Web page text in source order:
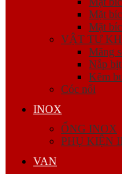
Mặt
Mặt
VẬT TƯ
Măng
Nắp bịt
Kẽm
Cóc nối
INOX
ỐNG INOX
PHỤ KIỆN
VAN